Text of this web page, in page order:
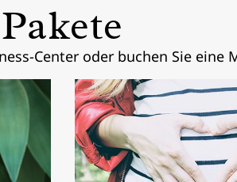
Center oder buchen Sie eine